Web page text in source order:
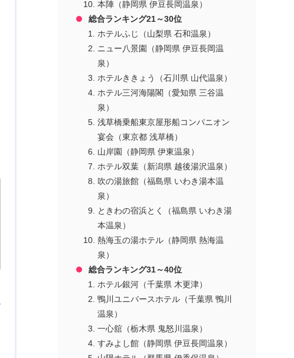
本陣（静岡県 伊豆長岡温泉）
総合ランキング21～30位
ホテルふじ（山梨県 石和温泉）
ニュー八景園（静岡県 伊豆長岡温
泉）
ホテルききょう（石川県 山代温泉）
ホテル三河海陽閣（愛知県 三谷温
泉）
浅草橋乗船東京屋形船コンパニオン
宴会（東京都 浅草橋）
山岸園（静岡県 伊東温泉）
ホテル双葉（新潟県 越後湯沢温泉）
吹の湯旅館（福島県 いわき湯本温
泉）
ときわの宿浜とく（福島県 いわき湯
本温泉）
熱海玉の湯ホテル（静岡県 熱海温
泉）
総合ランキング31～40位
ホテル銀河（千葉県 木更津）
鴨川ユニバースホテル（千葉県 鴨川
温泉）
一心舘（栃木県 鬼怒川温泉）
すみよし館（静岡県 伊豆長岡温泉）